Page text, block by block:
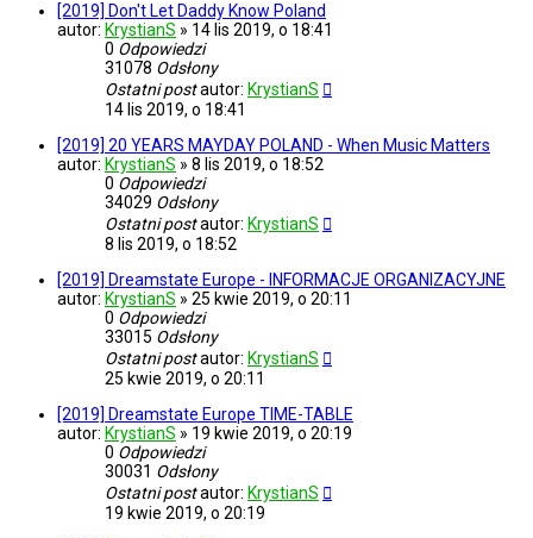
[2019] Don't Let Daddy Know Poland
autor: KrystianS » 14 lis 2019, o 18:41
0 Odpowiedzi
31078 Odsłony
Ostatni postautor: KrystianS
14 lis 2019, o 18:41
[2019] 20 YEARS MAYDAY POLAND - When Music Matters
autor: KrystianS » 8 lis 2019, o 18:52
0 Odpowiedzi
34029 Odsłony
Ostatni postautor: KrystianS
8 lis 2019, o 18:52
[2019] Dreamstate Europe - INFORMACJE ORGANIZACYJNE
autor: KrystianS » 25 kwie 2019, o 20:11
0 Odpowiedzi
33015 Odsłony
Ostatni postautor: KrystianS
25 kwie 2019, o 20:11
[2019] Dreamstate Europe TIME-TABLE
autor: KrystianS » 19 kwie 2019, o 20:19
0 Odpowiedzi
30031 Odsłony
Ostatni postautor: KrystianS
19 kwie 2019, o 20:19